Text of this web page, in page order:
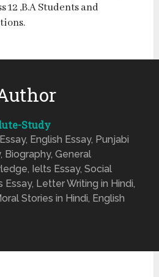
12 ,B.A Students and
Study
English Essay, Punjabi
Biography, General
Ielts Essay, Social
Essay, Letter Writing in Hindi,
Stories in Hindi, English